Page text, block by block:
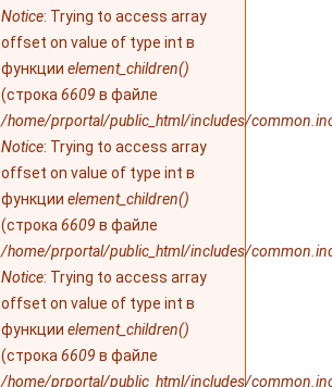
Notice: Trying to access array
offset on value of type int в
функции element_children()
(строка 6609 в файле
/home/prportal/public_html/includes/
Notice: Trying to access array
offset on value of type int в
функции element_children()
(строка 6609 в файле
/home/prportal/public_html/includes/
Notice: Trying to access array
offset on value of type int в
функции element_children()
(строка 6609 в файле
/home/prportal/public_html/includes/